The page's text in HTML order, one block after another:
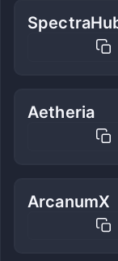
Aetheria
ArcanumX